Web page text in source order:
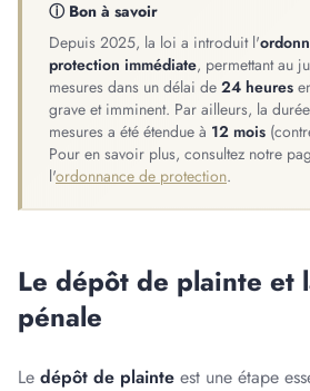
ⓘ Bon à savoir
Depuis 2025, la loi a introduit l'
protection immédiate, permettant au
mesures dans un délai de 24 heures
grave et imminent. Par ailleurs, la
mesures a été étendue à 12 mois
Pour en savoir plus, consultez notre
l'ordonnance de protection.
Le dépôt de plainte et
pénale
Le dépôt de plainte est une étape